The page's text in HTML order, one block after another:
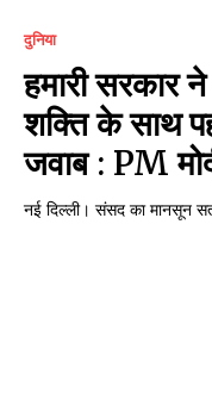
दुनिया
हमारी सरकार
शक्ति के साथ
जवाब : PM
नई दिल्ली। संसद का मानसून